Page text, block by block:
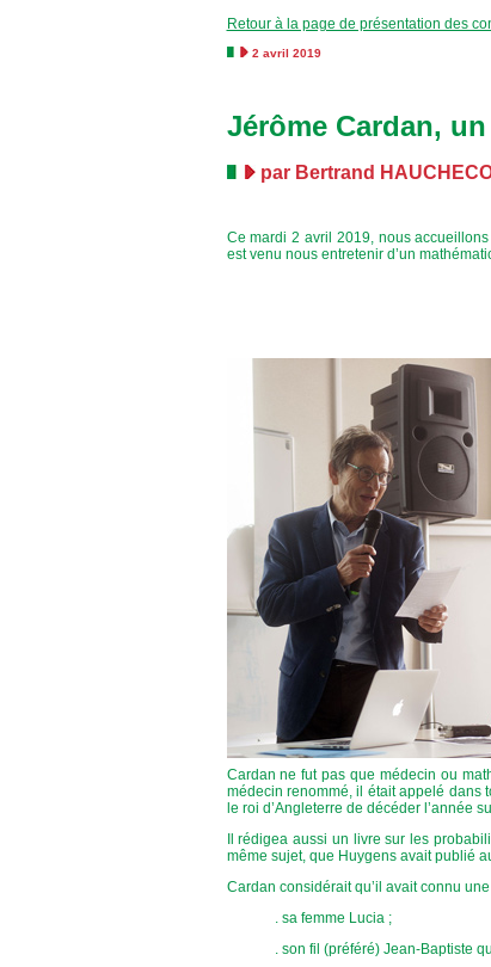
Retour à la page de présentation des
2 avril 2019
Jérôme Cardan,
par Bertrand
Ce mardi 2 avril 2019, nous
est venu nous entretenir d’un
Cardan ne fut pas que médecin ou
médecin renommé, il était appelé dans
le roi d’Angleterre de décéder l’année
Il rédigea aussi un livre sur les
même sujet, que Huygens avait publié
Cardan considérait qu’il avait connu
. sa femme Lucia ;
. son fil (préféré) Jean-Baptiste